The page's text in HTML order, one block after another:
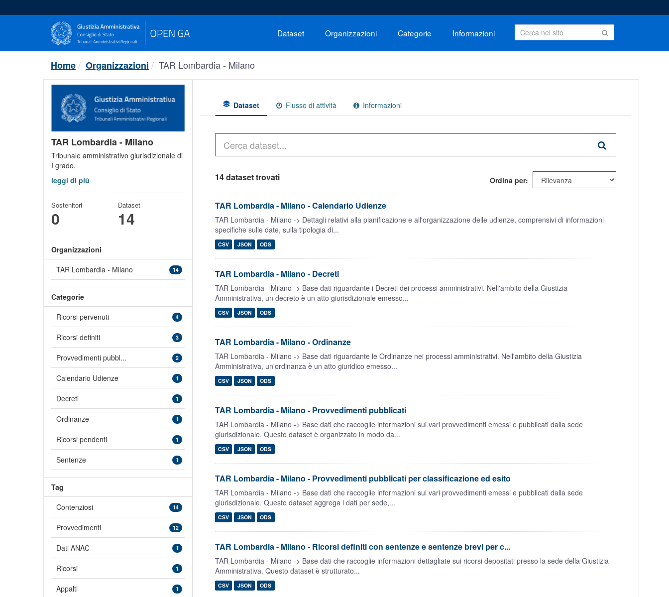
al
Dataset Organizzazioni Categorie Informazioni
Home Organizzazioni TAR Lombardia - Milano
TAR Lombardia - Milano
Tribunale amministrativo giurisdizionale di
I grado.
leggi di più
Sostenitori
0
Dataset
14
Organizzazioni
TAR Lombardia - Milano
14
Categorie
Ricorsi pervenuti
4
Ricorsi definiti 3
Provvedimenti pubbl... 2
Calendario Udienze 1
Decreti 1
Ordinanze 1
Ricorsi pendenti 1
Sentenze 1
Tag
Contenziosi
14
Provvedimenti 12
Dati ANAC 1
Ricorsi 1
Appalti 1
Dataset Flusso di attività Informazioni
Ordina per
14 dataset trovati
TAR Lombardia - Milano - Calendario Udienze
TAR Lombardia - Milano -> Dettagli relativi alla pianificazione e all'organizzazione delle udienze, comprensivi di informazioni
specifiche sulle date, sulla tipologia di...
CSV JSON ODS
TAR Lombardia - Milano - Decreti
TAR Lombardia - Milano -> Base dati riguardante i Decreti dei processi amministrativi. Nell'ambito della Giustizia
Amministrativa, un decreto è un atto giurisdizionale emesso...
CSV JSON ODS
TAR Lombardia - Milano - Ordinanze
TAR Lombardia - Milano -> Base dati riguardante le Ordinanze nei processi amministrativi. Nell'ambito della Giustizia
Amministrativa, un'ordinanza è un atto giuridico emesso...
CSV JSON ODS
TAR Lombardia - Milano - Provvedimenti pubblicati
TAR Lombardia - Milano -> Base dati che raccoglie informazioni sui vari provvedimenti emessi e pubblicati dalla sede
giurisdizionale. Questo dataset è organizzato in modo da...
CSV JSON ODS
TAR Lombardia - Milano - Provvedimenti pubblicati per classificazione ed esito
TAR Lombardia - Milano -> Base dati che raccoglie informazioni sui vari provvedimenti emessi e pubblicati dalla sede
giurisdizionale. Questo dataset aggrega i dati per sede,...
CSV JSON ODS
TAR Lombardia - Milano - Ricorsi definiti con sentenze e sentenze brevi per c...
TAR Lombardia - Milano -> Base dati che raccoglie informazioni dettagliate sui ricorsi depositati presso la sede della Giustizia
Amministrativa. Questo dataset è strutturato...
CSV JSON ODS